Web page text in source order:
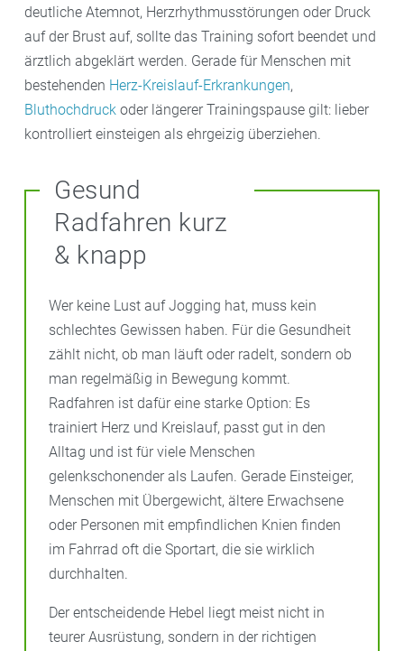
deutliche Atemnot, Herzrhythmusstörungen oder Druck
auf der Brust auf, sollte das Training sofort beendet und
ärztlich abgeklärt werden. Gerade für Menschen mit
bestehenden Herz-Kreislauf-Erkrankungen,
Bluthochdruck oder längerer Trainingspause gilt: lieber
kontrolliert einsteigen als ehrgeizig überziehen.
Gesund
Radfahren kurz
& knapp
Wer keine Lust auf Jogging hat, muss kein
schlechtes Gewissen haben. Für die Gesundheit
zählt nicht, ob man läuft oder radelt, sondern ob
man regelmäßig in Bewegung kommt.
Radfahren ist dafür eine starke Option: Es
trainiert Herz und Kreislauf, passt gut in den
Alltag und ist für viele Menschen
gelenkschonender als Laufen. Gerade Einsteiger,
Menschen mit Übergewicht, ältere Erwachsene
oder Personen mit empfindlichen Knien finden
im Fahrrad oft die Sportart, die sie wirklich
durchhalten.
Der entscheidende Hebel liegt meist nicht in
teurer Ausrüstung, sondern in der richtigen